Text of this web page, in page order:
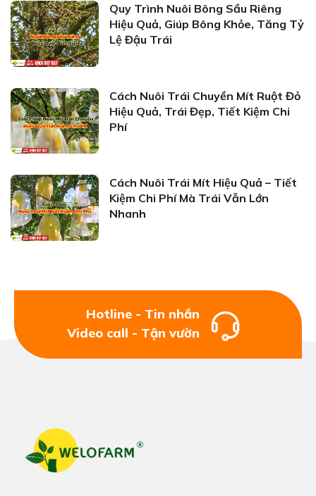
Quy Trình Nuôi Bông Sầu Riêng
Hiệu Quả, Giúp Bông Khỏe, Tăng Tỷ
Lệ Đậu Trái
Cách Nuôi Trái Chuyền Mít Ruột Đỏ
Hiệu Quả, Trái Đẹp, Tiết Kiệm Chi
Phí
Cách Nuôi Trái Mít Hiệu Quả – Tiết
Kiệm Chi Phí Mà Trái Vẫn Lớn
Nhanh
Hotline - Tin nhắn
Video call - Tận vườn